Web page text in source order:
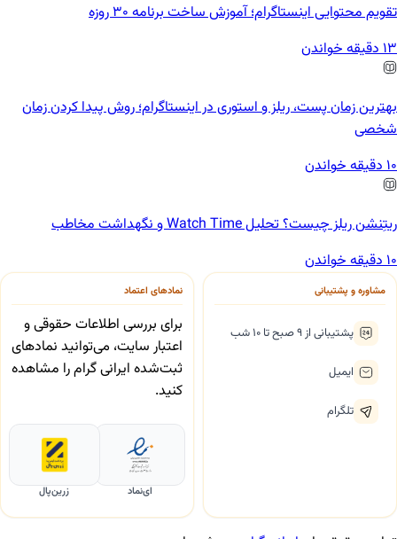
تقویم محتوایی اینستاگرام؛ آموزش ساخت برنامه ۳۰ روزه
13 دقیقه خواندن
بهترین زمان پست، ریلز و استوری در اینستاگرام؛ روش پیدا کردن زمان
شخصی
10 دقیقه خواندن
ریتِنشن ریلز چیست؟ تحلیل Watch Time و نگهداشت مخاطب
10 دقیقه خواندن
مشاوره و پشتیبانی
پشتیبانی از ۹ صبح تا ۱۰ شب
ایمیل
تلگرام
نمادهای اعتماد
برای بررسی اطلاعات حقوقی و
اعتبار سایت، می‌توانید نمادهای
ثبت‌شده ایرانی گرام را مشاهده
کنید.
ای‌نماد زرین‌پال